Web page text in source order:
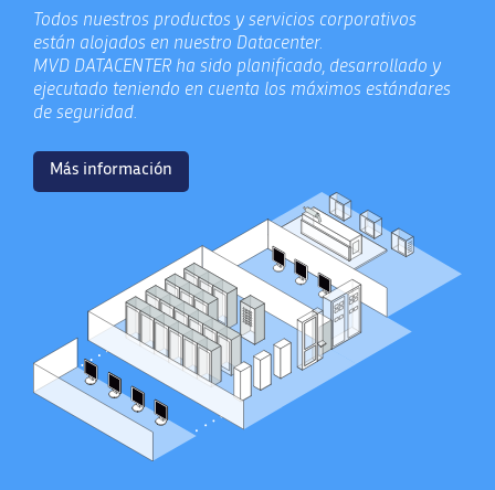
Todos nuestros productos y servicios corporativos
están alojados en nuestro Datacenter.
MVD DATACENTER ha sido planificado, desarrollado y
ejecutado teniendo en cuenta los máximos estándares
de seguridad.
Más información